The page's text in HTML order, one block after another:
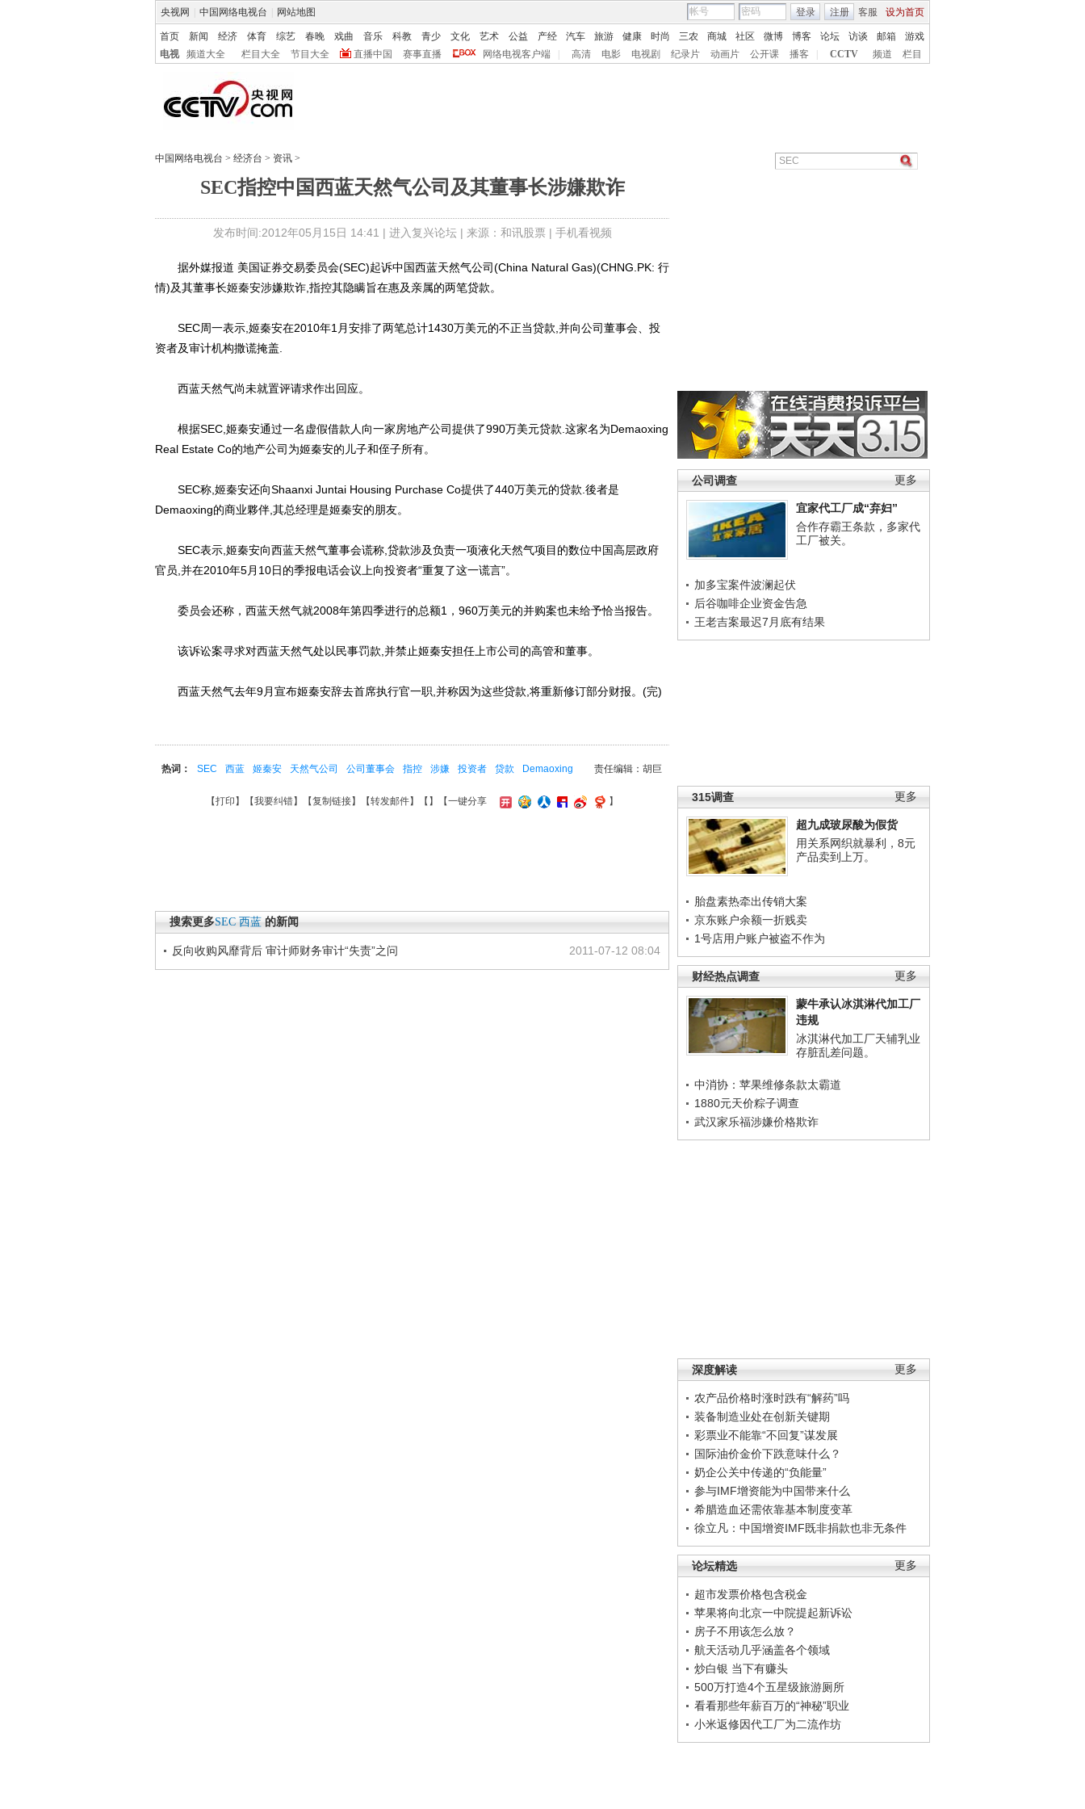
央视网 中国网络电视台 网站地图 客服 设为首页
登录 注册
首页 新闻 经济 体育 综艺 春晚 戏曲 音乐 科教 青少 文化 艺术 公益 产经 汽车 旅游 健康 时尚 三农 商城 社区 微博 博客 论坛 访谈 邮箱
游戏
电视
频道大全 栏目大全 节目大全 直播中国 赛事直播 网络电视客户端 高清 电影 电视剧 纪录片 动画片 公开课 播客 CCTV 频道 栏目
中国网络电视台 > 经济台 > 资讯 >
SEC指控中国西蓝天然气公司及其董事长涉嫌欺诈
发布时间:2012年05月15日 14:41 | 进入复兴论坛| 来源：和讯股票 | 手机看视频
更多
公司调查
宜家代工厂成“弃妇”
合作存霸王条款，多家代
工厂被关。
加多宝案件波澜起伏
后谷咖啡企业资金告急
王老吉案最迟7月底有结果
更多
315调查
超九成玻尿酸为假货
用关系网织就暴利，8元
产品卖到上万。
胎盘素热牵出传销大案
京东账户余额一折贱卖
1号店用户账户被盗不作为
更多
财经热点调查
蒙牛承认冰淇淋代加工厂
违规
冰淇淋代加工厂天辅乳业
存脏乱差问题。
中消协：苹果维修条款太霸道
1880元天价粽子调查
武汉家乐福涉嫌价格欺诈
更多
深度解读
农产品价格时涨时跌有“解药”吗
装备制造业处在创新关键期
彩票业不能靠“不回复”谋发展
国际油价金价下跌意味什么？
奶企公关中传递的“负能量”
参与IMF增资能为中国带来什么
希腊造血还需依靠基本制度变革
徐立凡：中国增资IMF既非捐款也非无条件
更多
论坛精选
超市发票价格包含税金
苹果将向北京一中院提起新诉讼
房子不用该怎么放？
航天活动几乎涵盖各个领域
炒白银 当下有赚头
500万打造4个五星级旅游厕所
看看那些年薪百万的“神秘”职业
小米返修因代工厂为二流作坊
据外媒报道 美国证券交易委员会(SEC)起诉中国西蓝天然气公司(China Natural Gas)(CHNG.PK: 行
情)及其董事长姬秦安涉嫌欺诈,指控其隐瞒旨在惠及亲属的两笔贷款。
SEC周一表示,姬秦安在2010年1月安排了两笔总计1430万美元的不正当贷款,并向公司董事会、投
资者及审计机构撒谎掩盖.
西蓝天然气尚未就置评请求作出回应。
根据SEC,姬秦安通过一名虚假借款人向一家房地产公司提供了990万美元贷款.这家名为Demaoxing
Real Estate Co的地产公司为姬秦安的儿子和侄子所有。
SEC称,姬秦安还向Shaanxi Juntai Housing Purchase Co提供了440万美元的贷款.後者是
Demaoxing的商业夥伴,其总经理是姬秦安的朋友。
SEC表示,姬秦安向西蓝天然气董事会谎称,贷款涉及负责一项液化天然气项目的数位中国高层政府
官员,并在2010年5月10日的季报电话会议上向投资者“重复了这一谎言”。
委员会还称，西蓝天然气就2008年第四季进行的总额1，960万美元的并购案也未给予恰当报告。
该诉讼案寻求对西蓝天然气处以民事罚款,并禁止姬秦安担任上市公司的高管和董事。
西蓝天然气去年9月宣布姬秦安辞去首席执行官一职,并称因为这些贷款,将重新修订部分财报。(完)
责任编辑：胡巨
热词： SEC 西蓝 姬秦安 天然气公司 公司董事会 指控 涉嫌 投资者 贷款 Demaoxing
【打印 】【我要纠错】【复制链接】【转发邮件】【 】 【一键分享 】
搜索更多SEC 西蓝 的新闻
2011-07-12 08:04
反向收购风靡背后 审计师财务审计“失责”之问